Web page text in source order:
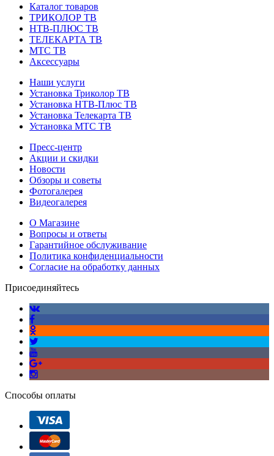
Каталог товаров
ТРИКОЛОР ТВ
НТВ-ПЛЮС ТВ
ТЕЛЕКАРТА ТВ
МТС ТВ
Аксессуары
Наши услуги
Установка Триколор ТВ
Установка НТВ-Плюс ТВ
Установка Телекарта ТВ
Установка МТС ТВ
Пресс-центр
Акции и скидки
Новости
Обзоры и советы
Фотогалерея
Видеогалерея
О Магазине
Вопросы и ответы
Гарантийное обслуживание
Политика конфиденциальности
Согласие на обработку данных
Присоединяйтесь
Способы оплаты